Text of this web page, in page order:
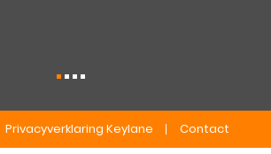
Privacyverklaring Keylane Contact